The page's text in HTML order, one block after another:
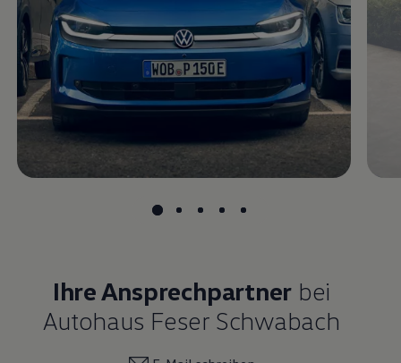
Transport
Familie
Elektromobilität
Volkswagen R
Pannen- und Unfallhilfe
Volkswagen Kundenbetreuung
Ihre Ansprechpartner bei
Autohaus Feser Schwabach